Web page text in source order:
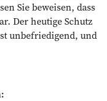
Sie beweisen, dass
Der heutige Schutz
un­befriedigend, und